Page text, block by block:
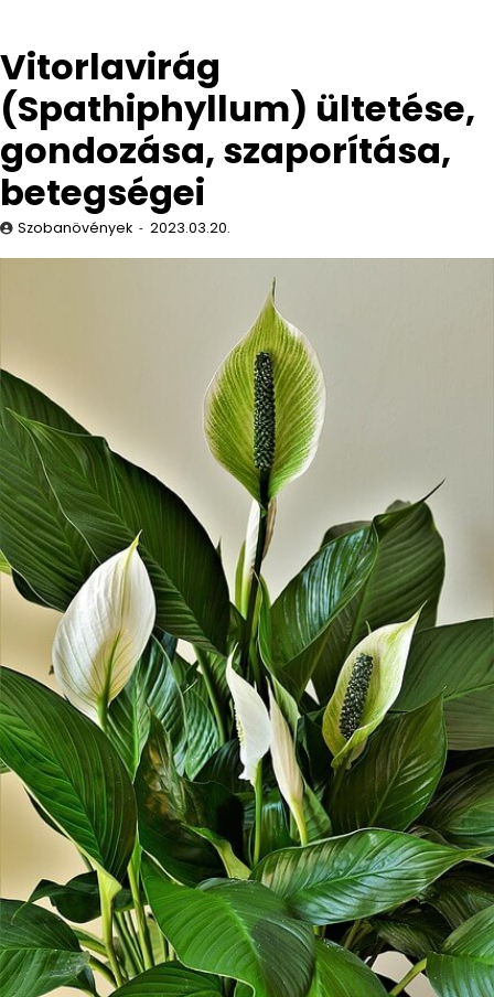
Vitorlavirág
(Spathiphyllum) ültetése,
gondozása, szaporítása,
betegségei
Szobanövények 2023.03.20.